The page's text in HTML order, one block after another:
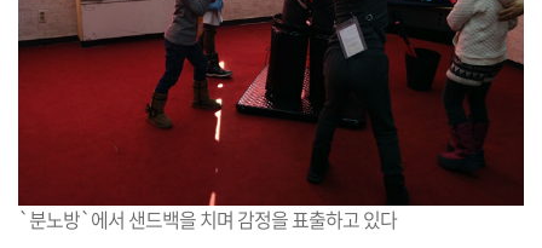
`분노방`에서 샌드백을 치며 감정을 표출하고 있다